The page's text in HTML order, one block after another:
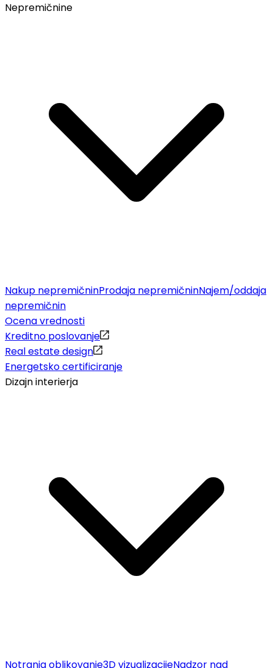
Nepremičnine
Nakup nepremičninProdaja nepremičninNajem/oddaja
nepremičnin
Ocena vrednosti
Kreditno poslovanje
Real estate design
Energetsko certificiranje
Dizajn interierja
Notranja oblikovanje3D vizualizacijeNadzor nad